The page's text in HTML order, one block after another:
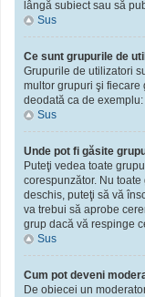
lângă subiect sau să
Sus
Ce sunt grupurile de
Grupurile de utilizatori
multor grupuri şi fiecare
deodată ca de
Sus
Unde pot fi găsite
Puteţi vedea toate
corespunzător. Nu
deschis, puteţi să vă
va trebui să aprobe
grup dacă vă respinge
Sus
Cum pot deveni
De obiecei un